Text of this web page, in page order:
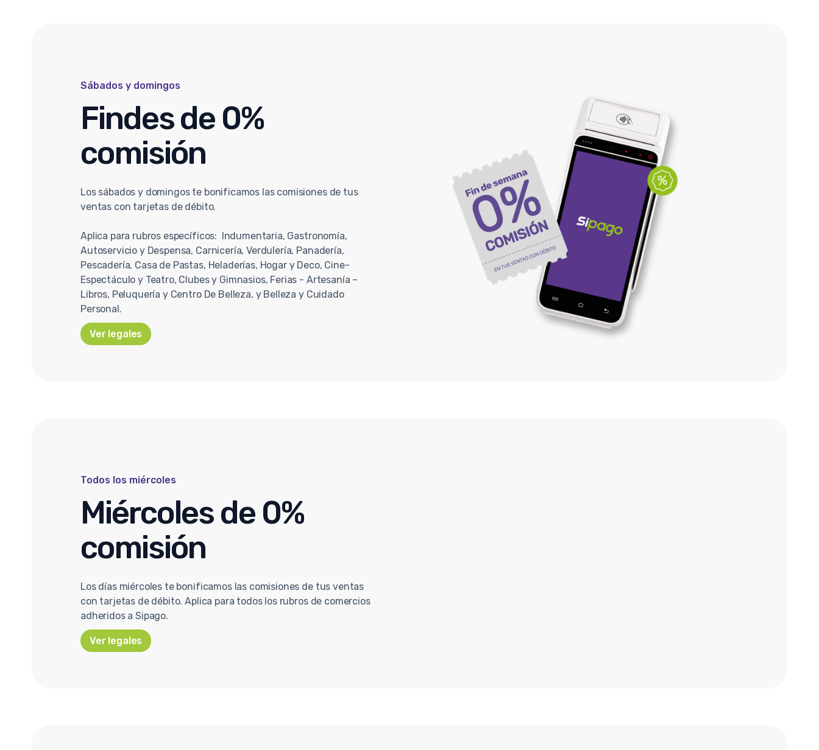
Sábados y domingos
Findes de 0%
comisión
Los sábados y domingos te bonificamos las comisiones de tus
ventas con tarjetas de débito.
Aplica para rubros específicos: Indumentaria, Gastronomía,
Autoservicio y Despensa, Carnicería, Verdulería, Panadería,
Pescadería, Casa de Pastas, Heladerías, Hogar y Deco, Cine-
Espectáculo y Teatro, Clubes y Gimnasios, Ferias - Artesanía –
Libros, Peluquería y Centro De Belleza, y Belleza y Cuidado
Personal.
Ver legales
Todos los miércoles
Miércoles de 0%
comisión
Los días miércoles te bonificamos las comisiones de tus ventas
con tarjetas de débito. Aplica para todos los rubros de comercios
adheridos a Sipago.
Ver legales